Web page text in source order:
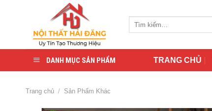
DANH MỤC SẢN PHẨM TRANG CHỦ
Trang chủ / Sản Phẩm Khác